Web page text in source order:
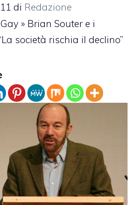
di Redazione
» Brian Souter e i
società rischia il declino”